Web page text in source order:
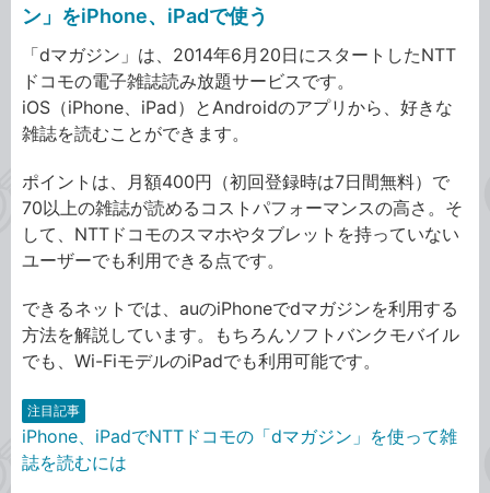
ン」をiPhone、iPadで使う
「dマガジン」は、2014年6月20日にスタートしたNTT
ドコモの電子雑誌読み放題サービスです。
iOS（iPhone、iPad）とAndroidのアプリから、好きな
雑誌を読むことができます。
ポイントは、月額400円（初回登録時は7日間無料）で
70以上の雑誌が読めるコストパフォーマンスの高さ。そ
して、NTTドコモのスマホやタブレットを持っていない
ユーザーでも利用できる点です。
できるネットでは、auのiPhoneでdマガジンを利用する
方法を解説しています。もちろんソフトバンクモバイル
でも、Wi-FiモデルのiPadでも利用可能です。
注目記事
iPhone、iPadでNTTドコモの「dマガジン」を使って雑
誌を読むには